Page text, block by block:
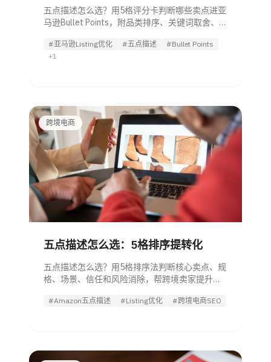
五点描述怎么选？用5格评分卡判断哪些卖点进亚
马逊Bullet Points，附品类排序、关键词取舍、合
#亚马逊Listing优化 #五点描述
#Bullet Points
+1
跨境电商
五点描述怎么选：5格排序提转化
五点描述怎么选？用5格排序法判断核心卖点、规
格、场景、信任和风险消除，帮跨境卖家提升
#Amazon五点描述 #Listing优化 #跨境电商SEO